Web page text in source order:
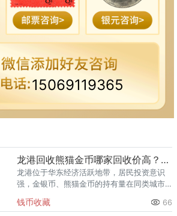
15069119365
龙港回收熊猫金币哪家回收价高？本地榜单
龙港位于华东经济活跃地带，居民投资意识
强，金银币、熊猫金币的持有量在同类城市
熊猫金币的需求就明显升温，但鱼龙混杂的
钱币收藏 66